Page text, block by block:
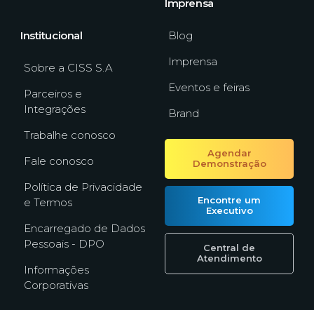
Institucional
Sobre a CISS S.A
Parceiros e
Integrações
Trabalhe conosco
Fale conosco
Política de Privacidade
e Termos
Encarregado de Dados
Pessoais - DPO
Informações
Corporativas
Imprensa
Blog
Imprensa
Eventos e feiras
Brand
Agendar
Demonstração
Encontre um
Executivo
Central de
Atendimento